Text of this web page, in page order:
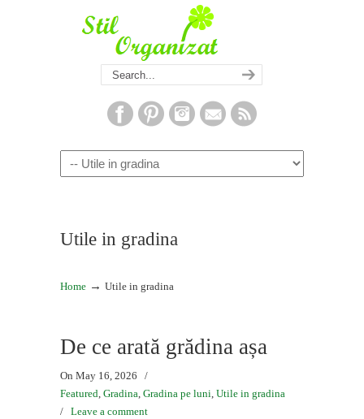
Navigation
Utile in gradina
Home → Utile in gradina
De ce arată grădina așa
On May 16, 2026
/
Featured, Gradina, Gradina pe luni, Utile in gradina
/ Leave a comment